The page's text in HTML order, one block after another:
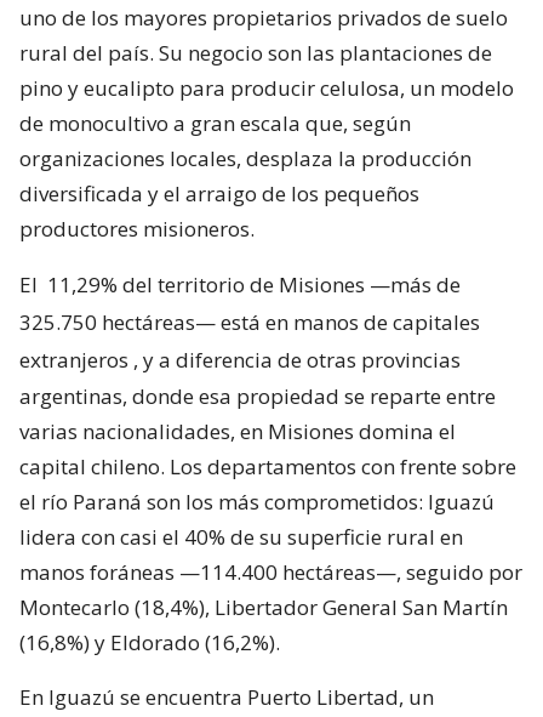
uno de los mayores propietarios privados de suelo
rural del país. Su negocio son las plantaciones de
pino y eucalipto para producir celulosa, un modelo
de monocultivo a gran escala que, según
organizaciones locales, desplaza la producción
diversificada y el arraigo de los pequeños
productores misioneros.
El 11,29% del territorio de Misiones —más de
325.750 hectáreas— está en manos de capitales
extranjeros , y a diferencia de otras provincias
argentinas, donde esa propiedad se reparte entre
varias nacionalidades, en Misiones domina el
capital chileno. Los departamentos con frente sobre
el río Paraná son los más comprometidos: Iguazú
lidera con casi el 40% de su superficie rural en
manos foráneas —114.400 hectáreas—, seguido por
Montecarlo (18,4%), Libertador General San Martín
(16,8%) y Eldorado (16,2%).
En Iguazú se encuentra Puerto Libertad, un